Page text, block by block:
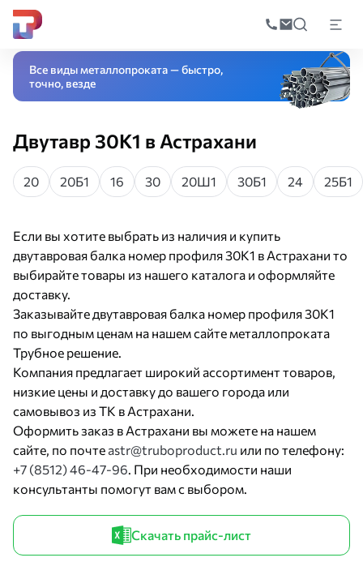
по
Главная Фасонный прокатДвутавровая
Все виды металлопроката — быстро,
точно, везде
Двутавр 30К1 в Астрахани
20 20Б1 16 30 20Ш1 30Б1 24 25Б1
Если вы хотите выбрать из наличия и купить
двутавровая балка номер профиля 30К1 в Астрахани то
выбирайте товары из нашего каталога и оформляйте
доставку.
Заказывайте двутавровая балка номер профиля 30К1
по выгодным ценам на нашем сайте металлопроката
Трубное решение.
Компания предлагает широкий ассортимент товаров,
низкие цены и доставку до вашего города или
самовывоз из ТК в Астрахани.
Оформить заказ в Астрахани вы можете на нашем
сайте, по почте astr@truboproduct.ru или по телефону:
+7 (8512) 46-47-96. При необходимости наши
консультанты помогут вам с выбором.
Скачать прайс-лист